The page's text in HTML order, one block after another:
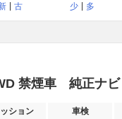
古
少
多
禁煙車 純正ナ
ッション 車検